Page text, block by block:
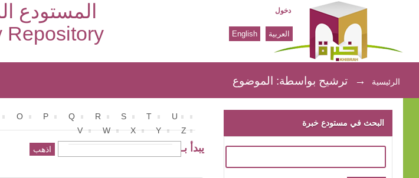
المستودع
Repository
ترشيح بواسطة: الموضوع
دخول
العربية English
الرئيسية → ترشيح بواسطة: الموضوع
O P Q R S T
U
V
W X Y Z
يبدأ بـ
البحث في مستودع خبرة